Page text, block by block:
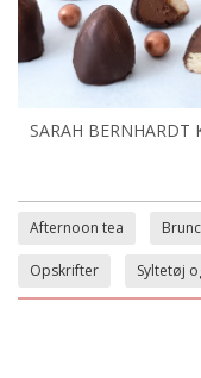
SARAH BERNHARDT
Afternoon tea
Opskrifter Syltetøj